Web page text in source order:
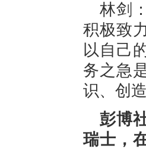
林剑
积极致
以自己
务之急
识、创
彭博
瑞士，